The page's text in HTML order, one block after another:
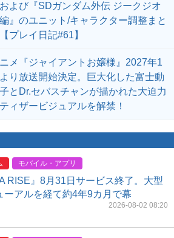
よび『SDガンダム外伝 ジークジオ
』のユニット/キャラクター調整まと
プレイ日記#61】
メ『ジャイアントお嬢様』2027年1
り放送開始決定。巨大化した富士動
とDr.セバスチャンが描かれた大迫力
ィザービジュアルを解禁！
モバイル・アプリ
RISE』8月31日サービス終了。大型
ーアルを経て約4年9カ月で幕
2026-08-02 08:20